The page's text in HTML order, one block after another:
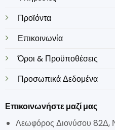
Προϊόντα
Επικοινωνία
Όροι & Προϋποθέσεις
Προσωπικά Δεδομένα
Επικοινωνήστε μαζί μας
Λεωφόρος Διονύσου 82Δ,